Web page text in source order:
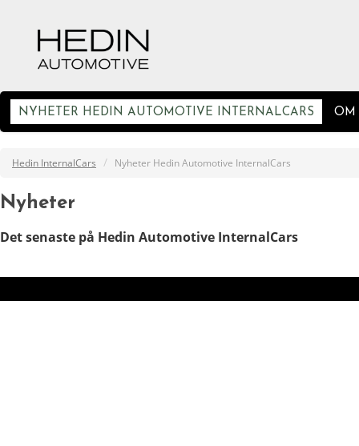
NYHETER HEDIN AUTOMOTIVE INTERNALCARS OM
Hedin InternalCars / Nyheter Hedin Automotive InternalCars
Nyheter
Det senaste på Hedin Automotive InternalCars